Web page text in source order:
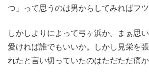
つ」って思うのは男からしてみればフ
しかしよりによって弓ヶ浜か。まぁ思
愛ければ誰でもいいか。しかし見栄を
れたと言い切っていたのはただただ痛か